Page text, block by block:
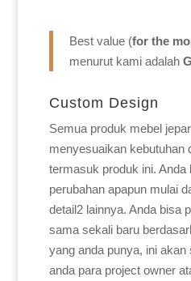
Best value (for the
menurut kami adalah
Custom Design
Semua produk mebel
menyesuaikan kebutuhan
termasuk produk ini. Anda
perubahan apapun mulai
detail2 lainnya. Anda bisa
sama sekali baru
yang anda punya, ini akan
anda para project owner